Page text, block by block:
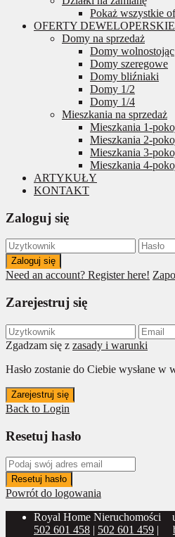
Pokaż wszystkie
OFERTY DEWELOPERSKIE
Domy na sprzedaż
Domy wolnostojąc
Domy szeregowe
Domy bliźniaki
Domy 1/2
Domy 1/4
Mieszkania na sprzedaż
Mieszkania 1-
Mieszkania 2-
Mieszkania 3-
Mieszkania 4-
ARTYKUŁY
KONTAKT
Zaloguj się
Zaloguj się
Need an account? Register here!
Zarejestruj się
Zgadzam się z zasady i warunki
Hasło zostanie do Ciebie wysłane w
Zarejestruj się
Back to Login
Resetuj hasło
Resetuj hasło
Powrót do logowania
Royal Home Nieruchomości
502 601 458 | 502 601 459 |